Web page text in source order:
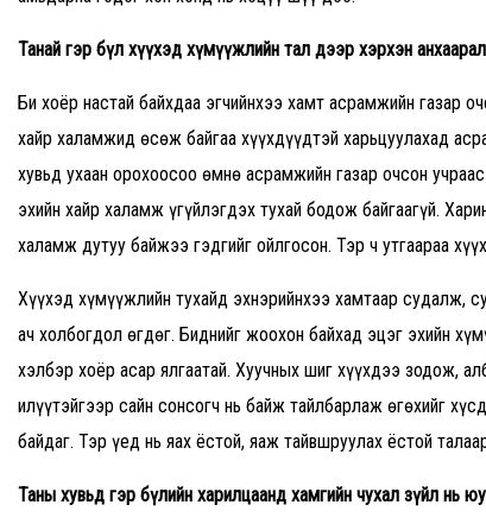
Танай гэр бүл хүүхэд хүмүүжлийн тал дээр хэрхэн
Би хоёр настай байхдаа эгчийнхээ хамт асрамжийн
хайр халамжид өсөж байгаа хүүхдүүдтэй харьцуулахад
хувьд ухаан орохоосоо өмнө асрамжийн газар очсон
эхийн хайр халамж үгүйлэгдэх тухай бодож байгаагүй.
халамж дутуу байжээ гэдгийг ойлгосон. Тэр ч утгаараа
Хүүхэд хүмүүжлийн тухайд эхнэрийнхээ хамтаар судалж,
ач холбогдол өгдөг. Биднийг жоохон байхад эцэг эхийн
хэлбэр хоёр асар ялгаатай. Хуучных шиг хүүхдээ зодож,
илүүтэйгээр сайн сонсогч нь байж тайлбарлаж өгөхийг
байдаг. Тэр үед нь яах ёстой, яаж тайвшруулах ёстой
Таны хувьд гэр бүлийн харилцаанд хамгийн чухал зүйл нь